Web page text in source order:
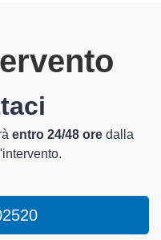
entro 24/48 ore dalla